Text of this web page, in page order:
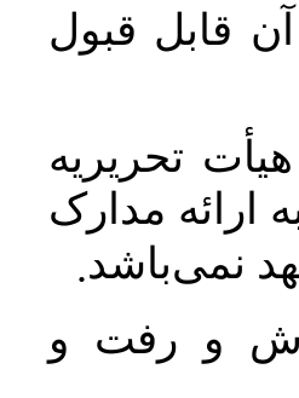
قابل قبول
تحریریه
ارائه مدارک
نمی‌باشد.
و رفت و